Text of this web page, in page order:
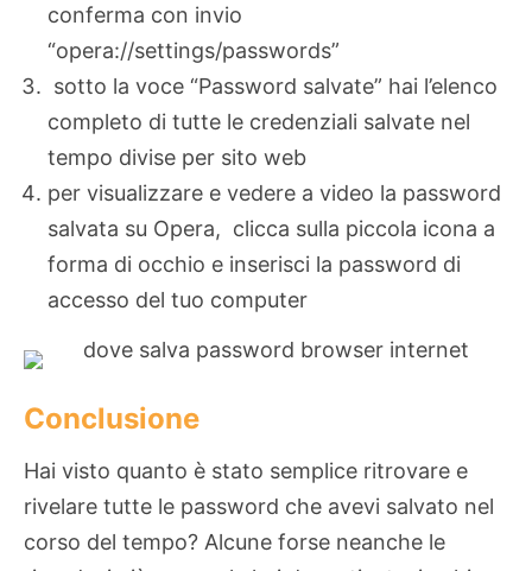
conferma con invio
“opera://settings/passwords”
sotto la voce “Password salvate” hai l’elenco
completo di tutte le credenziali salvate nel
tempo divise per sito web
per visualizzare e vedere a video la password
salvata su Opera, clicca sulla piccola icona a
forma di occhio e inserisci la password di
accesso del tuo computer
Conclusione
Hai visto quanto è stato semplice ritrovare e
rivelare tutte le password che avevi salvato nel
corso del tempo? Alcune forse neanche le